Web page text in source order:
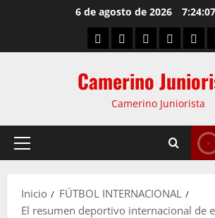
6 de agosto de 2026
Camerino
Camerino Juniorista
Inicio
FÚTBOL INTERNACIONAL
El resumen deportivo internacional de